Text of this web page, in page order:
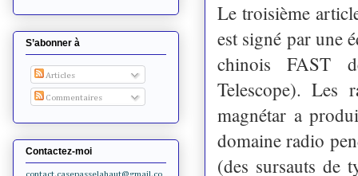
Le troisième
est signé par une
chinois FAST
Telescope). Les
magnétar a
domaine radio
(des sursauts de
S’abonner à
Articles
Commentaires
Contactez-moi
contact.casepasselahaut@gmail.co